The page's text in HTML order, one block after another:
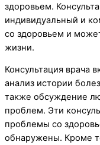
здоровьем.
индивидуальный и
со здоровьем и
жизни.
Консультация врача
анализ истории
также обсуждение
проблем. Эти
проблемы со
обнаружены. Кроме